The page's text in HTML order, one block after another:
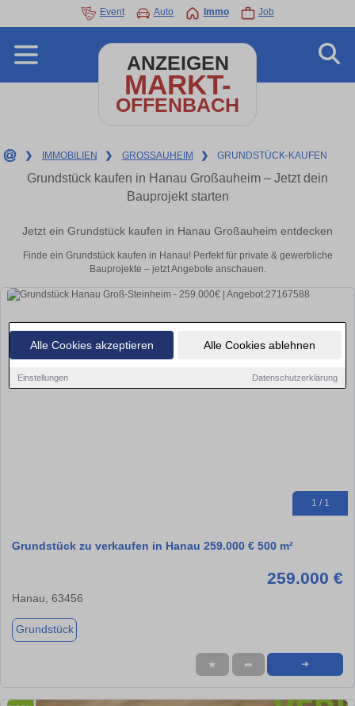
Alle Cookies akzeptieren Alle Cookies ablehnen
Einstellungen Datenschutzerklärung
Event Auto Immo Job
ANZEIGEN
MARKT-
OFFENBACH
❯ IMMOBILIEN ❯ GROSSAUHEIM ❯ GRUNDSTÜCK-KAUFEN
Grundstück kaufen in Hanau Großauheim – Jetzt dein
Bauprojekt starten
Jetzt ein Grundstück kaufen in Hanau Großauheim entdecken
Finde ein Grundstück kaufen in Hanau! Perfekt für private & gewerbliche
Bauprojekte – jetzt Angebote anschauen.
1 / 1
Grundstück zu verkaufen in Hanau 259.000 € 500 m²
259.000 €
Hanau, 63456
Grundstück
★ ➦ ➜